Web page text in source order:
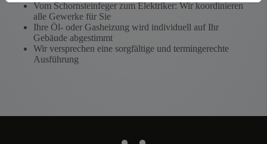
Vom Schornsteinfeger zum Elektriker: Wir koordinieren
alle Gewerke für Sie
Ihre Öl- oder Gasheizung wird individuell auf Ihr
Gebäude abgestimmt
Wir versprechen eine sorgfältige und termingerechte
Ausführung